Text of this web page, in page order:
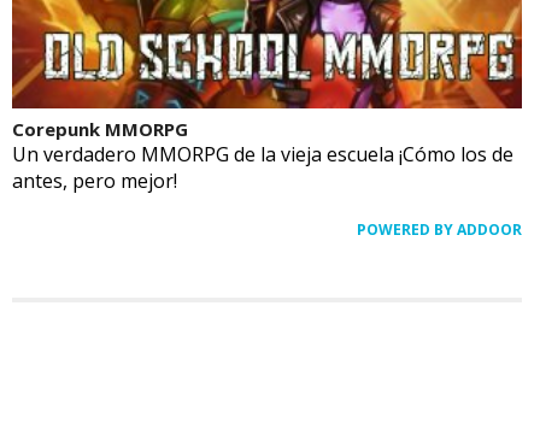
Corepunk MMORPG
Un verdadero MMORPG de la vieja escuela ¡Cómo los de
antes, pero mejor!
POWERED BY ADDOOR